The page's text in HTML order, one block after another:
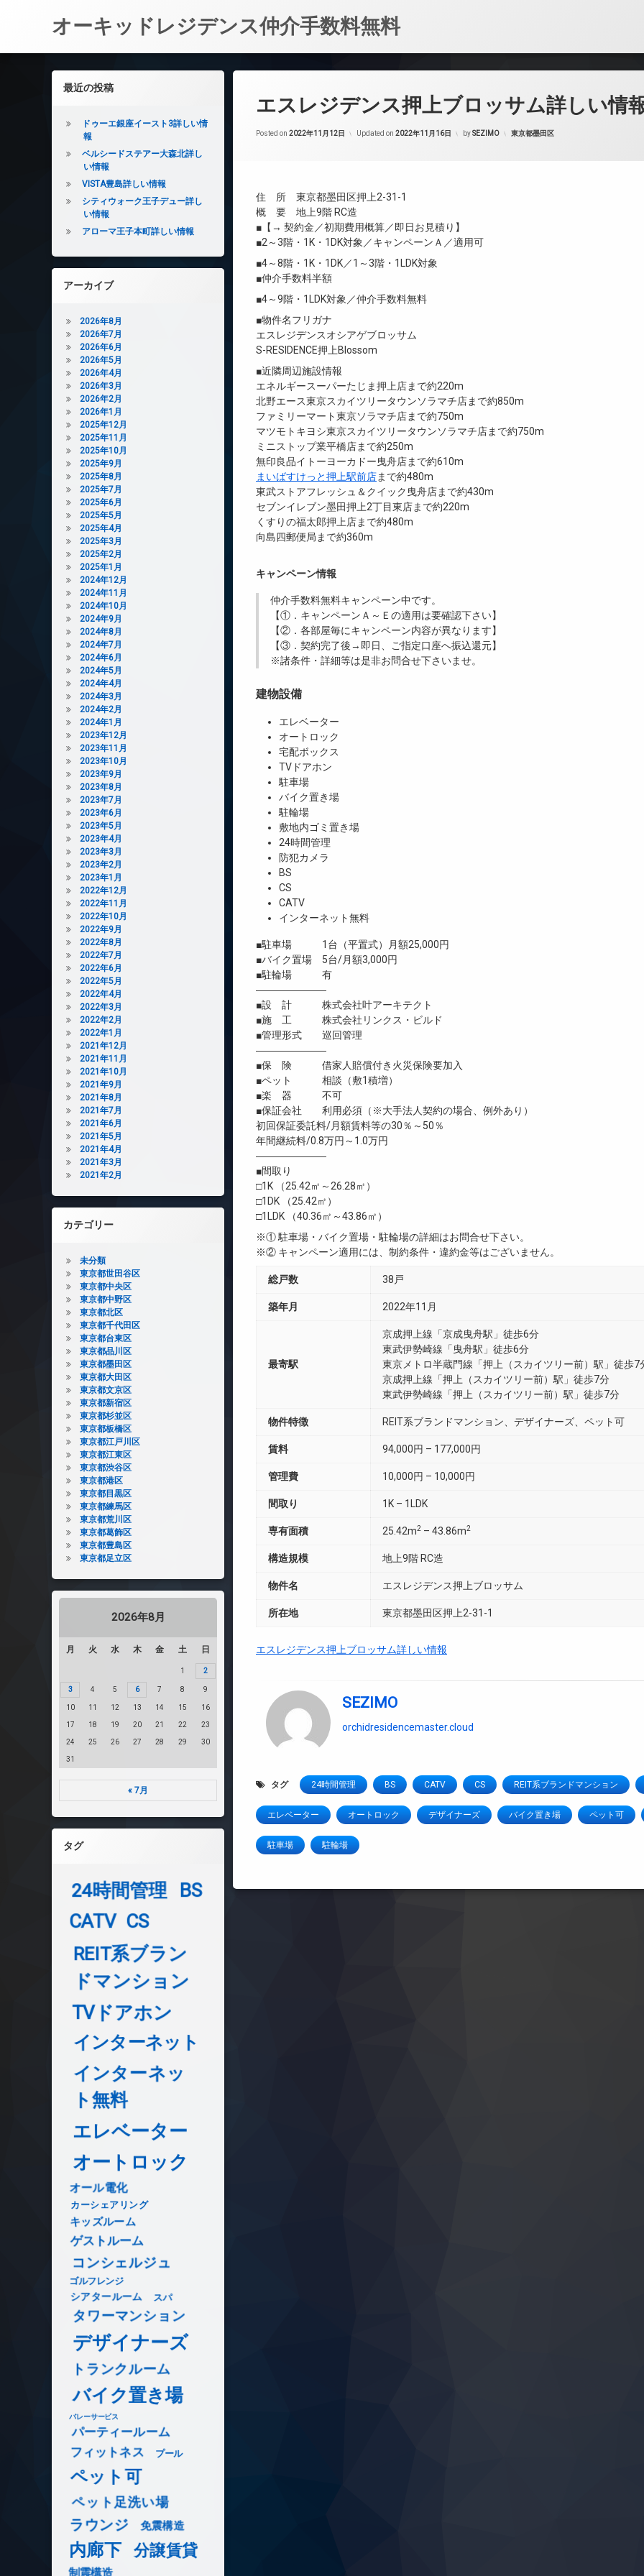
オーキッドレジデンス仲介手数料無料
エスレジデンス押上ブロッサム詳しい情
Posted on 2022年11月12日 Updated on 2022年11月16日 bySEZIMO カテゴリー:
東京都墨田区
住 所 東京都墨田区押上2-31-1
概 要 地上9階 RC造
■【→ 契約金／初期費用概算／即日お見積り】
■2～3階・1K・1DK対象／キャンペーンＡ／適用可
■4～8階・1K・1DK／1～3階・1LDK対象
■仲介手数料半額
■4～9階・1LDK対象／仲介手数料無料
■物件名フリガナ
エスレジデンスオシアゲブロッサム
S-RESIDENCE押上Blossom
■近隣周辺施設情報
エネルギースーパーたじま押上店まで約220m
北野エース東京スカイツリータウンソラマチ店まで約850m
ファミリーマート東京ソラマチ店まで約750m
マツモトキヨシ東京スカイツリータウンソラマチ店まで約750m
ミニストップ業平橋店まで約250m
無印良品イトーヨーカドー曳舟店まで約610m
まいばすけっと押上駅前店まで約480m
東武ストアフレッシュ＆クイック曳舟店まで約430m
セブンイレブン墨田押上2丁目東店まで約220m
くすりの福太郎押上店まで約480m
向島四郵便局まで約360m
キャンペーン情報
仲介手数料無料キャンペーン中です。
【①．キャンペーンＡ～Ｅの適用は要確認下さい】
【②．各部屋毎にキャンペーン内容が異なります】
【③．契約完了後→即日、ご指定口座へ振込還元】
※諸条件・詳細等は是非お問合せ下さいませ。
建物設備
エレベーター
オートロック
宅配ボックス
TVドアホン
駐車場
バイク置き場
駐輪場
敷地内ゴミ置き場
24時間管理
防犯カメラ
BS
CS
CATV
インターネット無料
■駐車場 1台（平置式）月額25,000円
■バイク置場 5台/月額3,000円
■駐輪場 有
―――――――
■設 計 株式会社叶アーキテクト
■施 工 株式会社リンクス・ビルド
■管理形式 巡回管理
―――――――
■保 険 借家人賠償付き火災保険要加入
■ペット 相談（敷1積増）
■楽 器 不可
■保証会社 利用必須（※大手法人契約の場合、例外あり）
初回保証委託料/月額賃料等の30％～50％
年間継続料/0.8万円～1.0万円
―――――――
■間取り
□1K （25.42㎡～26.28㎡）
□1DK （25.42㎡）
□1LDK （40.36㎡～43.86㎡）
※① 駐車場・バイク置場・駐輪場の詳細はお問合せ下さい。
※② キャンペーン適用には、制約条件・違約金等はございません。
総戸数 38戸
築年月 2022年11月
最寄駅
京成押上線「京成曳舟駅」徒歩6分
東武伊勢崎線「曳舟駅」徒歩6分
東京メトロ半蔵門線「押上（スカイツリー前）駅」徒歩7
京成押上線「押上（スカイツリー前）駅」徒歩7分
東武伊勢崎線「押上（スカイツリー前）駅」徒歩7分
物件特徴 REIT系ブランドマンション、デザイナーズ、ペット可
賃料 94,000円 – 177,000円
管理費 10,000円 – 10,000円
間取り 1K – 1LDK
専有面積 25.42m2 – 43.86m2
構造規模 地上9階 RC造
物件名 エスレジデンス押上ブロッサム
所在地 東京都墨田区押上2-31-1
エスレジデンス押上ブロッサム詳しい情報
SEZIMO
orchidresidencemaster.cloud
タグ 24時間管理 BS CATV CS REIT系ブランドマンション
エレベーター オートロック デザイナーズ バイク置き場 ペット可
駐車場 駐輪場
左サイドバー
最近の投稿
ドゥーエ銀座イースト3詳しい情
報
ベルシードステアー大森北詳し
い情報
VISTA豊島詳しい情報
シティウォーク王子デュー詳し
い情報
アローマ王子本町詳しい情報
アーカイブ
2026年8月
2026年7月
2026年6月
2026年5月
2026年4月
2026年3月
2026年2月
2026年1月
2025年12月
2025年11月
2025年10月
2025年9月
2025年8月
2025年7月
2025年6月
2025年5月
2025年4月
2025年3月
2025年2月
2025年1月
2024年12月
2024年11月
2024年10月
2024年9月
2024年8月
2024年7月
2024年6月
2024年5月
2024年4月
2024年3月
2024年2月
2024年1月
2023年12月
2023年11月
2023年10月
2023年9月
2023年8月
2023年7月
2023年6月
2023年5月
2023年4月
2023年3月
2023年2月
2023年1月
2022年12月
2022年11月
2022年10月
2022年9月
2022年8月
2022年7月
2022年6月
2022年5月
2022年4月
2022年3月
2022年2月
2022年1月
2021年12月
2021年11月
2021年10月
2021年9月
2021年8月
2021年7月
2021年6月
2021年5月
2021年4月
2021年3月
2021年2月
カテゴリー
未分類
東京都世田谷区
東京都中央区
東京都中野区
東京都北区
東京都千代田区
東京都台東区
東京都品川区
東京都墨田区
東京都大田区
東京都文京区
東京都新宿区
東京都杉並区
東京都板橋区
東京都江戸川区
東京都江東区
東京都渋谷区
東京都港区
東京都目黒区
東京都練馬区
東京都荒川区
東京都葛飾区
東京都豊島区
東京都足立区
2026年8月
月 火 水 木 金 土 日
1 2
3 4 5 6 7 8 9
10 11 12 13 14 15 16
17 18 19 20 21 22 23
24 25 26 27 28 29 30
31
« 7月
タグ
24時間管理
BS
CATV CS
REIT系ブラン
ドマンション
TVドアホン
インターネット
インターネッ
ト無料
エレベーター
オートロック
オール電化
カーシェアリング
キッズルーム
ゲストルーム
コンシェルジュ
ゴルフレンジ
シアタールーム スパ
タワーマンション
デザイナーズ
トランクルーム
バイク置き場
バレーサービス
パーティールーム
フィットネス プール
ペット可
ペット足洗い場
ラウンジ 免震構造
内廊下 分譲賃貸
制震構造